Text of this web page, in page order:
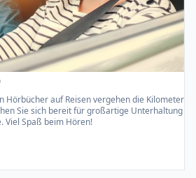
Hörbücher auf Reisen vergehen die Kilometer
Sie sich bereit für großartige Unterhaltung
Viel Spaß beim Hören!